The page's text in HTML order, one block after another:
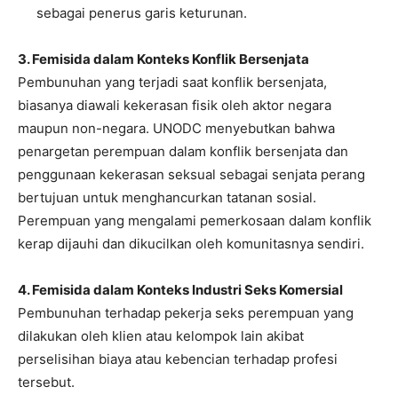
sebagai penerus garis keturunan.
3. Femisida dalam Konteks Konflik Bersenjata
Pembunuhan yang terjadi saat konflik bersenjata,
biasanya diawali kekerasan fisik oleh aktor negara
maupun non-negara. UNODC menyebutkan bahwa
penargetan perempuan dalam konflik bersenjata dan
penggunaan kekerasan seksual sebagai senjata perang
bertujuan untuk menghancurkan tatanan sosial.
Perempuan yang mengalami pemerkosaan dalam konflik
kerap dijauhi dan dikucilkan oleh komunitasnya sendiri.
4. Femisida dalam Konteks Industri Seks Komersial
Pembunuhan terhadap pekerja seks perempuan yang
dilakukan oleh klien atau kelompok lain akibat
perselisihan biaya atau kebencian terhadap profesi
tersebut.